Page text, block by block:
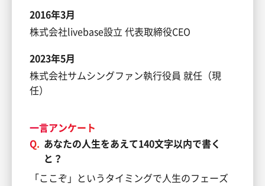
2016年3月
株式会社livebase設立 代表取締役CEO
2023年5月
株式会社サムシングファン執行役員 就任（現
任）
一言アンケート
Q. あなたの人生をあえて140文字以内で書く
と？
「ここぞ」というタイミングで人生のフェーズ